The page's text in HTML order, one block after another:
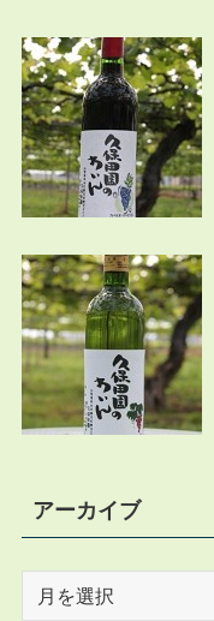
アーカイブ